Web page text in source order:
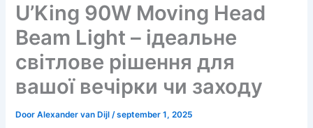
U’King 90W Moving Head
Beam Light – ідеальне
світлове рішення для
вашої вечірки чи заходу
DoorAlexander van Dijl/september 1, 2025